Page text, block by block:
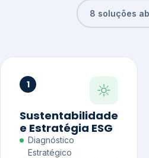
8 soluções
1
Sustentabilidade
e Estratégia ESG
Diagnóstico
Estratégico